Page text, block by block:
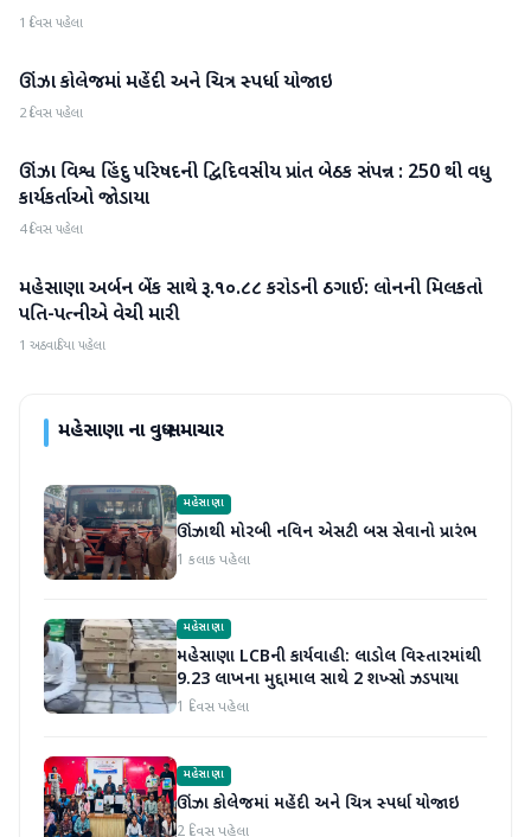
1 દિવસ પહેલા
મહેસાણા
ઊંઝા કોલેજમાં મહેંદી અને ચિત્ર સ્પર્ધા યોજાઇ
2 દિવસ પહેલા
મહેસાણા
ઊંઝા વિશ્વ હિંદુ પરિષદની દ્વિદિવસીય પ્રાંત બેઠક સંપન્ન : 250 થી વધુ
કાર્યકર્તાઓ જોડાયા
4 દિવસ પહેલા
મહેસાણા
મહેસાણા અર્બન બેંક સાથે રૂ.૧૦.૮૮ કરોડની ઠગાઈ: લોનની મિલકતો
પતિ-પત્નીએ વેચી મારી
1 અઠવાડિયા પહેલા
મહેસાણાના વધુ સમાચાર
મહેસાણા
ઊંઝાથી મોરબી નવિન એસટી બસ સેવાનો પ્રારંભ
1 કલાક પહેલા
મહેસાણા
મહેસાણા LCBની કાર્યવાહી: લાડોલ વિસ્તારમાંથી
9.23 લાખના મુદ્દામાલ સાથે 2 શખ્સો ઝડપાયા
1 દિવસ પહેલા
મહેસાણા
ઊંઝા કોલેજમાં મહેંદી અને ચિત્ર સ્પર્ધા યોજાઇ
2 દિવસ પહેલા